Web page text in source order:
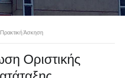
Πρακτική Άσκηση
Οριστικής